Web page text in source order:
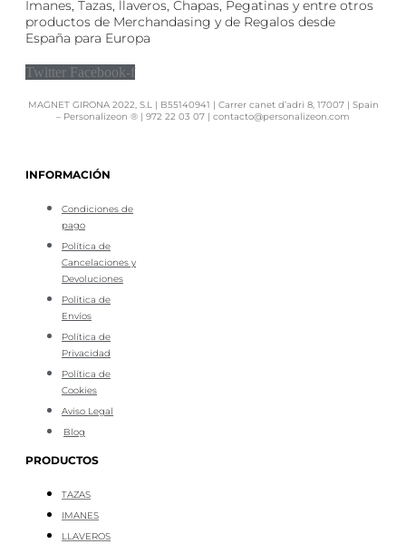
Imanes, Tazas, llaveros, Chapas, Pegatinas y entre otros
productos de Merchandasing y de Regalos desde
España para Europa
Twitter Facebook-f
MAGNET GIRONA 2022, S.L | B55140941 | Carrer canet d’adri 8, 17007 | Spain
– Personalizeon ® | 972 22 03 07 | contacto@personalizeon.com
INFORMACIÓN
Condiciones de
pago
Política de
Cancelaciones y
Devoluciones
Política de
Envíos
Política de
Privacidad
Política de
Cookies
Aviso Legal
Blog
PRODUCTOS
TAZAS
IMANES
LLAVEROS